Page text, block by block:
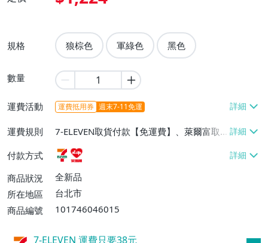
規格 狼棕色 軍綠色 黑色
數量
運費活動 運費抵用券 週末7-11免運
運費規則
7-ELEVEN取貨付款【免運費】、萊爾富取
貨付款【免運費】
付款方式
商品狀況
全新品
所在地區
台北市
商品編號
101746046015
7-ELEVEN 運費只要38元